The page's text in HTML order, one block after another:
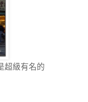
超級有名的